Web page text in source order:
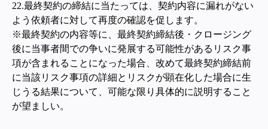
22.最終契約の締結に当たっては、契約内容に漏れがない
よう依頼者に対して再度の確認を促します。
※最終契約の内容等に、最終契約締結後・クロージング
後に当事者間での争いに発展する可能性があるリスク事
項が含まれることになった場合、改めて最終契約締結前
に当該リスク事項の詳細とリスクが顕在化した場合に生
じうる結果について、可能な限り具体的に説明すること
が望ましい。